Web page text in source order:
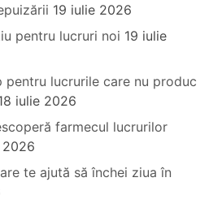
19 iulie 2026
pentru lucruri noi 19 iulie
lucrurile care nu produc
iulie 2026
farmecul lucrurilor
2026
te ajută să închei ziua în